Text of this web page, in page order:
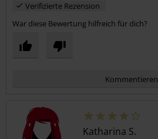
Verifizierte Rezension
War diese Bewertung hilfreich für dich?
Kommentieren
Katharina S.